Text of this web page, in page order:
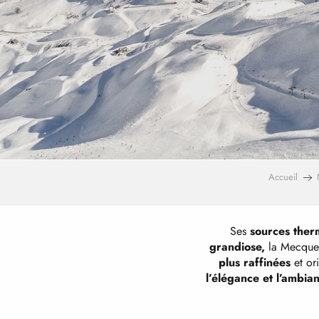
Accueil
Ses sources
grandiose, la
plus raffinéeset
l’élégance et